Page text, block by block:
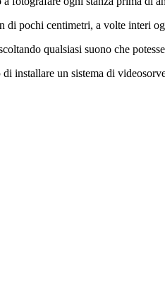
pochi centimetri, a volte interi
qualsiasi suono che
installare un sistema di